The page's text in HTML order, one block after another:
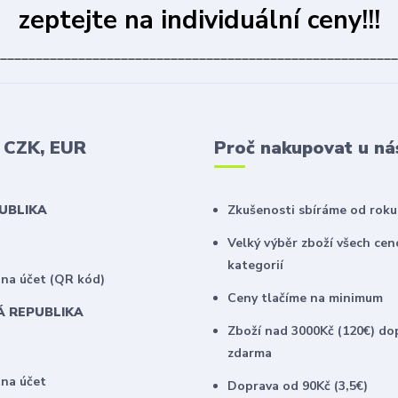
zeptejte na individuální ceny!!!
EUR
účet (QR kód)
REPUBLIKA
účet
Proč nakupovat u
Zkušenosti sbíráme od
Velký výběr zboží všech
kategorií
Ceny tlačíme na minimum
Zboží nad 3000Kč (120€)
zdarma
Doprava od 90Kč (3,5€)